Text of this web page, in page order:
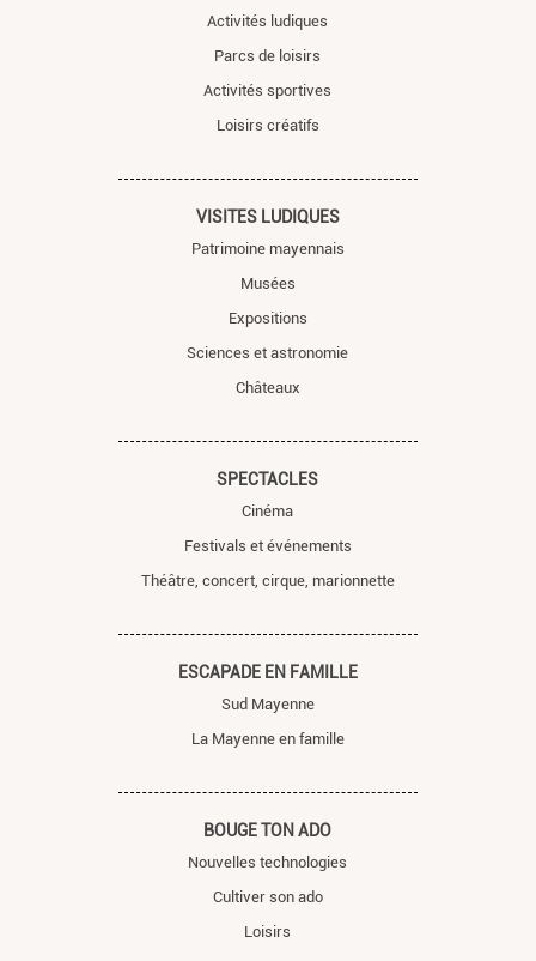
Activités ludiques
Parcs de loisirs
Activités sportives
Loisirs créatifs
VISITES LUDIQUES
Patrimoine mayennais
Musées
Expositions
Sciences et astronomie
Châteaux
SPECTACLES
Cinéma
Festivals et événements
Théâtre, concert, cirque, marionnette
ESCAPADE EN FAMILLE
Sud Mayenne
La Mayenne en famille
BOUGE TON ADO
Nouvelles technologies
Cultiver son ado
Loisirs